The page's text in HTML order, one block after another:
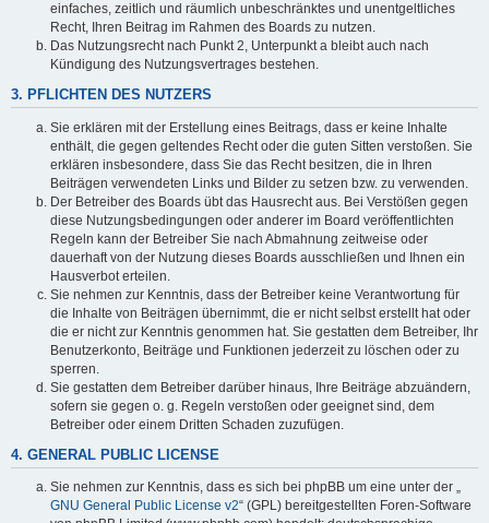
einfaches, zeitlich und räumlich unbeschränktes und unentgeltliches
Recht, Ihren Beitrag im Rahmen des Boards zu nutzen.
Das Nutzungsrecht nach Punkt 2, Unterpunkt a bleibt auch nach
Kündigung des Nutzungsvertrages bestehen.
3. PFLICHTEN DES NUTZERS
Sie erklären mit der Erstellung eines Beitrags, dass er keine Inhalte
enthält, die gegen geltendes Recht oder die guten Sitten verstoßen. Sie
erklären insbesondere, dass Sie das Recht besitzen, die in Ihren
Beiträgen verwendeten Links und Bilder zu setzen bzw. zu verwenden.
Der Betreiber des Boards übt das Hausrecht aus. Bei Verstößen gegen
diese Nutzungsbedingungen oder anderer im Board veröffentlichten
Regeln kann der Betreiber Sie nach Abmahnung zeitweise oder
dauerhaft von der Nutzung dieses Boards ausschließen und Ihnen ein
Hausverbot erteilen.
Sie nehmen zur Kenntnis, dass der Betreiber keine Verantwortung für
die Inhalte von Beiträgen übernimmt, die er nicht selbst erstellt hat oder
die er nicht zur Kenntnis genommen hat. Sie gestatten dem Betreiber, Ihr
Benutzerkonto, Beiträge und Funktionen jederzeit zu löschen oder zu
sperren.
Sie gestatten dem Betreiber darüber hinaus, Ihre Beiträge abzuändern,
sofern sie gegen o. g. Regeln verstoßen oder geeignet sind, dem
Betreiber oder einem Dritten Schaden zuzufügen.
4. GENERAL PUBLIC LICENSE
Sie nehmen zur Kenntnis, dass es sich bei phpBB um eine unter der „
GNU General Public License v2“ (GPL) bereitgestellten Foren-Software